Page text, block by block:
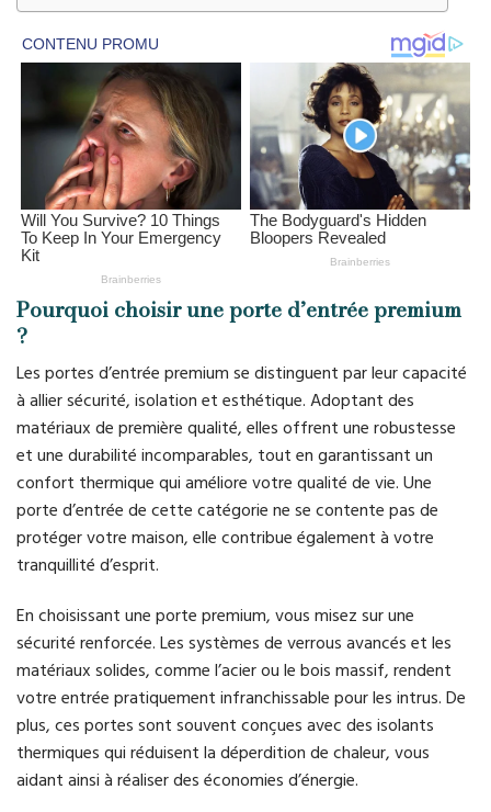
Pourquoi choisir une porte d’entrée premium
?
Les portes d’entrée premium se distinguent par leur capacité
à allier sécurité, isolation et esthétique. Adoptant des
matériaux de première qualité, elles offrent une robustesse
et une durabilité incomparables, tout en garantissant un
confort thermique qui améliore votre qualité de vie. Une
porte d’entrée de cette catégorie ne se contente pas de
protéger votre maison, elle contribue également à votre
tranquillité d’esprit.
En choisissant une porte premium, vous misez sur une
sécurité renforcée. Les systèmes de verrous avancés et les
matériaux solides, comme l’acier ou le bois massif, rendent
votre entrée pratiquement infranchissable pour les intrus. De
plus, ces portes sont souvent conçues avec des isolants
thermiques qui réduisent la déperdition de chaleur, vous
aidant ainsi à réaliser des économies d’énergie.